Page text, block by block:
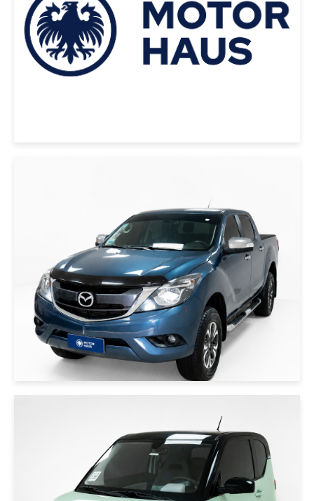
MAZDA BT-50 2021 AZUL
WULING MINI EV 2021 VERDE